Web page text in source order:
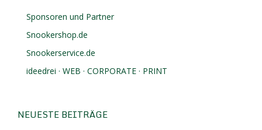
Sponsoren und Partner
Snookershop.de
Snookerservice.de
ideedrei · WEB · CORPORATE · PRINT
NEUESTE BEITRÄGE